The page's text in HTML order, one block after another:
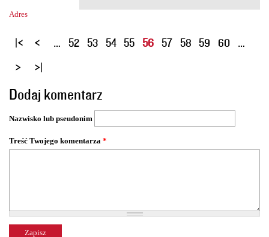
Adres
S
o
n
y
… 52 53 54 55 56 57 58 59 60 …
Dodaj komentarz
Nazwisko lub pseudonim
Treść Twojego komentarza *